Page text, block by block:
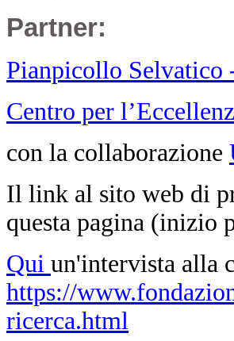
Partner:
Pianpicollo Selvatico
Centro per
con la collaborazione
Il link al sito web di
questa pagina (inizio
Qui un'intervista alla
https://
ricerca.html